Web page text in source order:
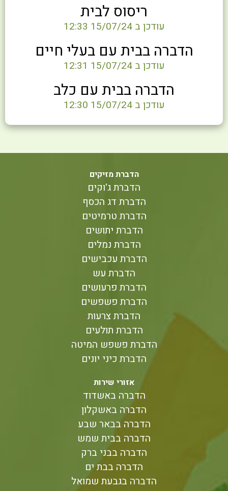
ריסוס לבית
עודכן ב 15/07/24 12:33
הדברה בבית עם בעלי חיים
עודכן ב 15/07/24 12:31
הדברה בבית עם כלב
עודכן ב 15/07/24 12:30
הדברת מזיקים
הדברת ג'וקים
הדברת דג הכסף
הדברת טרמיטים
הדברת יתושים
הדברת נמלים
הדברת עכבישים
הדברת עש
הדברת פרעושים
הדברת פשפשים
הדברת צרעות
הדברת תולעים
הדברת פשפש המיטה
הדברת כיני יונים
אזורי שירות
הדברה באשדוד
הדברה באשקלון
הדברה בבאר שבע
הדברה בבית שמש
הדברה בבני ברק
הדברה בבת ים
הדברה בגבעת שמואל